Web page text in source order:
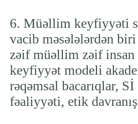
6. Müəllim keyfiyyəti
vacib məsələlərdən
zəif müəllim zəif
keyfiyyət modeli
rəqəmsal bacarıqlar,
fəaliyyəti, etik